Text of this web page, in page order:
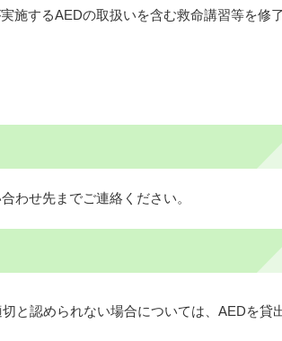
施するAEDの取扱いを含む救命講習等を修
わせ先までご連絡ください。
と認められない場合については、AEDを貸